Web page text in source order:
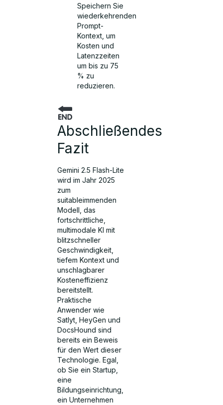
Speichern Sie
wiederkehrenden
Prompt-
Kontext, um
Kosten und
Latenzzeiten
um bis zu 75
% zu
reduzieren.
Abschließendes
Fazit
Gemini 2.5 Flash-Lite
wird im Jahr 2025
zum
suitableimmenden
Modell, das
fortschrittliche,
multimodale KI mit
blitzschneller
Geschwindigkeit,
tiefem Kontext und
unschlagbarer
Kosteneffizienz
bereitstellt.
Praktische
Anwender wie
Satlyt, HeyGen und
DocsHound sind
bereits ein Beweis
für den Wert dieser
Technologie. Egal,
ob Sie ein Startup,
eine
Bildungseinrichtung,
ein Unternehmen